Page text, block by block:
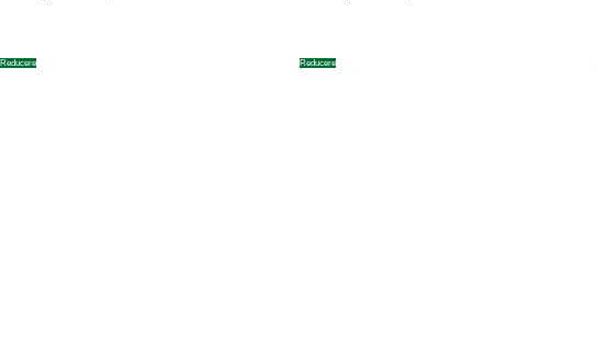
Reducere Reducere